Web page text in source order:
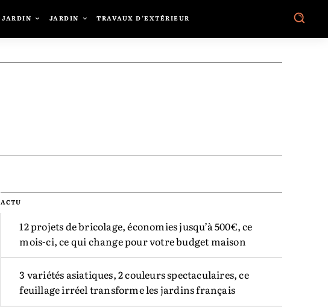
JARDIN JARDIN TRAVAUX D’EXTÉRIEUR
ACTU
12 projets de bricolage, économies jusqu’à 500€, ce
mois-ci, ce qui change pour votre budget maison
3 variétés asiatiques, 2 couleurs spectaculaires, ce
feuillage irréel transforme les jardins français